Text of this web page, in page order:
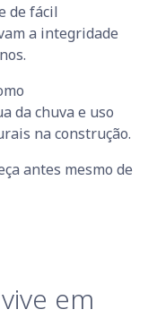
de fácil
a integridade
da chuva e uso
na construção.
antes mesmo de
em